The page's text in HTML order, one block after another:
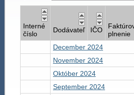
Interné
číslo
Dodávateľ IČO
plnenie
December 2024
November 2024
Október 2024
September 2024